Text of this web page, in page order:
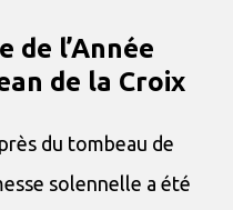
de l’Année
de la Croix
du tombeau de
solennelle a été